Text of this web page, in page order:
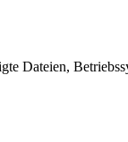
Dateien,